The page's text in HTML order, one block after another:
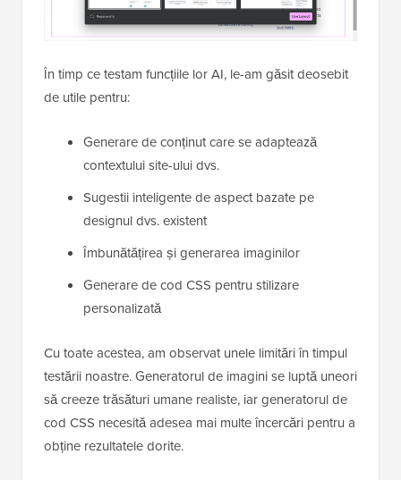
În timp ce testam funcțiile lor AI, le-am găsit deosebit
de utile pentru:
Generare de conținut care se adaptează
contextului site-ului dvs.
Sugestii inteligente de aspect bazate pe
designul dvs. existent
Îmbunătățirea și generarea imaginilor
Generare de cod CSS pentru stilizare
personalizată
Cu toate acestea, am observat unele limitări în timpul
testării noastre. Generatorul de imagini se luptă uneori
să creeze trăsături umane realiste, iar generatorul de
cod CSS necesită adesea mai multe încercări pentru a
obține rezultatele dorite.